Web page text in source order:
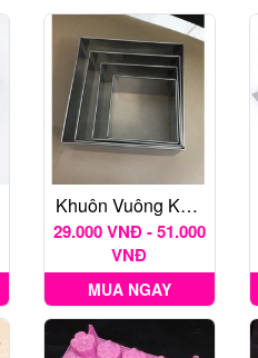
Khuôn Vuông Không Đáy
29.000 VNĐ - 51.000
VNĐ
MUA NGAY